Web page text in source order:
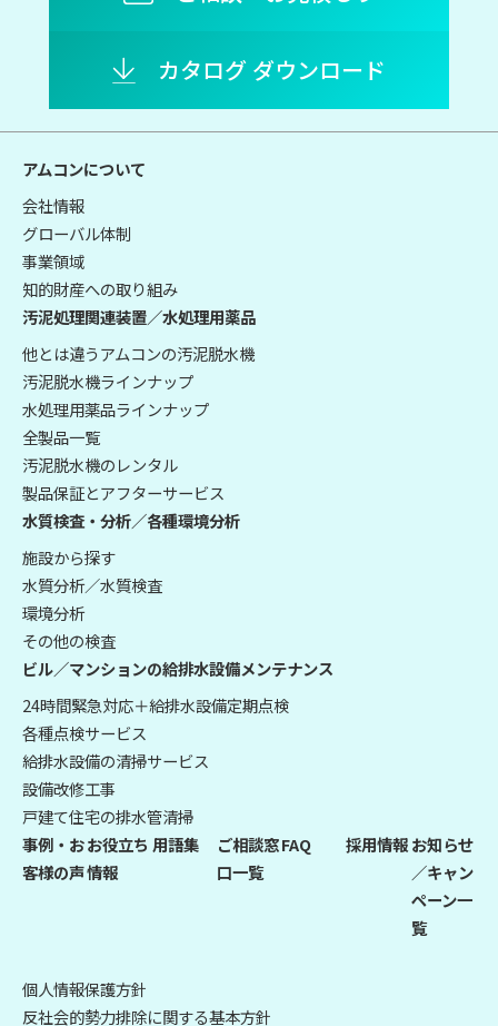
カタログ ダウンロード
アムコンについて
会社情報
グローバル体制
事業領域
知的財産への取り組み
汚泥処理関連装置／水処理用薬品
他とは違うアムコンの汚泥脱水機
汚泥脱水機ラインナップ
水処理用薬品ラインナップ
全製品一覧
汚泥脱水機のレンタル
製品保証とアフターサービス
水質検査・分析／各種環境分析
施設から探す
水質分析／水質検査
環境分析
その他の検査
ビル／マンションの給排水設備メンテナンス
24時間緊急対応＋給排水設備定期点検
各種点検サービス
給排水設備の清掃サービス
設備改修工事
戸建て住宅の排水管清掃
事例・お
客様の声
お役立ち
情報
用語集
ご相談窓
口一覧
FAQ 採用情報お知らせ
／キャン
ペーン一
覧
個人情報保護方針
反社会的勢力排除に関する基本方針